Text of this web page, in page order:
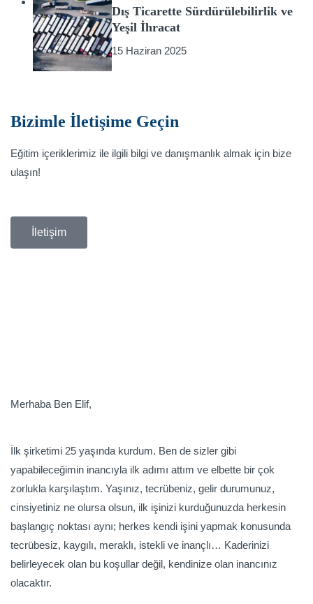
Dış Ticarette Sürdürülebilirlik ve
Yeşil İhracat
15 Haziran 2025
Bizimle İletişime Geçin
Eğitim içeriklerimiz ile ilgili bilgi ve danışmanlık almak için bize
ulaşın!
İletişim
Merhaba Ben Elif,
İlk şirketimi 25 yaşında kurdum. Ben de sizler gibi
yapabileceğimin inancıyla ilk adımı attım ve elbette bir çok
zorlukla karşılaştım. Yaşınız, tecrübeniz, gelir durumunuz,
cinsiyetiniz ne olursa olsun, ilk işinizi kurduğunuzda herkesin
başlangıç noktası aynı; herkes kendi işini yapmak konusunda
tecrübesiz, kaygılı, meraklı, istekli ve inançlı… Kaderinizi
belirleyecek olan bu koşullar değil, kendinize olan inancınız
olacaktır.